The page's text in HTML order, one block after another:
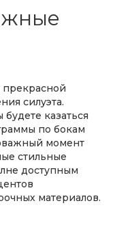
силуэта.
казаться
по бокам
момент
стильные
доступным
материалов.